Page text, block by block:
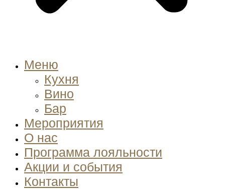
Меню
Кухня
Вино
Бар
Мероприятия
О нас
Программа лояльности
Акции и события
Контакты